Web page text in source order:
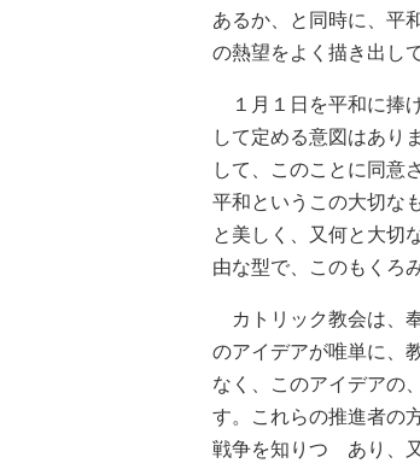
あるか、と同時に、平
の熱望をよく描き出し
１月１日を平和に捧
して定める意図はあり
して、このことに同意
平和というこの大切な
と美しく、又何と大切
由な型で、このもくろ
カトリック教会は、
のアイデアが唯単に、
なく、このアイデアの
す。これらの推進者の
戦争を知りつゝあり、